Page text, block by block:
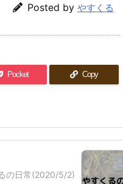
Posted by やすくる
Pocket Copy
の日常(2020/5/2)